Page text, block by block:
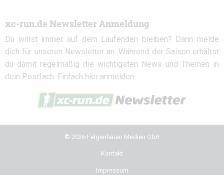
xc-run.de Newsletter Anmeldung
Du willst immer auf dem Laufenden bleiben? Dann melde
dich für unseren Newsletter an. Während der Saison erhältst
du damit regelmäßig die wichtigsten News und Themen in
dein Postfach. Einfach hier anmelden:
© 2026 Felgenhauer Medien GbR
Kontakt
Impressum